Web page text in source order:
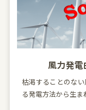
風力発電
枯渇することのな
る発電方法から生ま